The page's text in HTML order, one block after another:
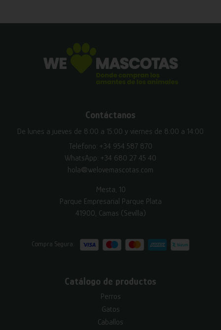
Contáctanos
De lunes a jueves de 8:00 a 15:00 y viernes de 8:00 a 14:00
Teléfono: +34 954 587 870
WhatsApp: +34 680 27 45 40
hola@welovemascotas.com
Mesta, 10
Parque Empresarial Parque Plata
41900, Camas (Sevilla)
Compra Segura:
Catálogo de productos
Perros
Gatos
Caballos